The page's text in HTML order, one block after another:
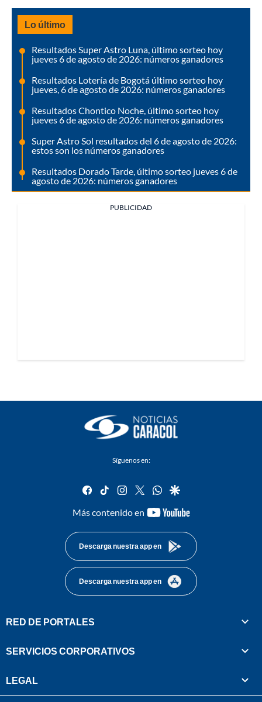
Lo último
Resultados Super Astro Luna, último sorteo hoy
jueves 6 de agosto de 2026: números ganadores
Resultados Lotería de Bogotá último sorteo hoy
jueves, 6 de agosto de 2026: números ganadores
Resultados Chontico Noche, último sorteo hoy
jueves 6 de agosto de 2026: números ganadores
Super Astro Sol resultados del 6 de agosto de 2026:
estos son los números ganadores
Resultados Dorado Tarde, último sorteo jueves 6 de
agosto de 2026: números ganadores
PUBLICIDAD
Síguenos en:
facebook
tiktok instagram
twitterwhatsapp
google
Más contenido en
youtube-
Descarga nuestra app en
Descarga nuestra app en
RED DE PORTALES
SERVICIOS CORPORATIVOS
LEGAL